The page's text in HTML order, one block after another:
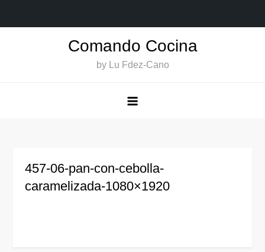
Comando Cocina
by Lu Fdez-Cano
457-06-pan-con-cebolla-
caramelizada-1080×1920